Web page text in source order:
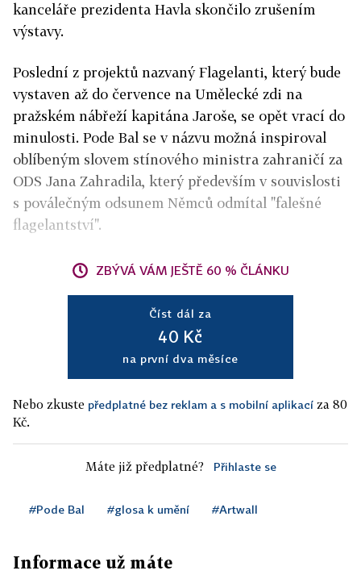
kanceláře prezidenta Havla skončilo zrušením
výstavy.
Poslední z projektů nazvaný Flagelanti, který bude
vystaven až do července na Umělecké zdi na
pražském nábřeží kapitána Jaroše, se opět vrací do
minulosti. Pode Bal se v názvu možná inspiroval
oblíbeným slovem stínového ministra zahraničí za
ODS Jana Zahradila, který především v souvislosti
s poválečným odsunem Němců odmítal "falešné
flagelantství".
ZBÝVÁ VÁM JEŠTĚ 60 % ČLÁNKU
Číst dál za
40 Kč
na první dva měsíce
Nebo zkuste předplatné bez reklam a s mobilní aplikací za 80
Kč.
Máte již předplatné? Přihlaste se
#Pode Bal #glosa k umění #Artwall
Informace už máte